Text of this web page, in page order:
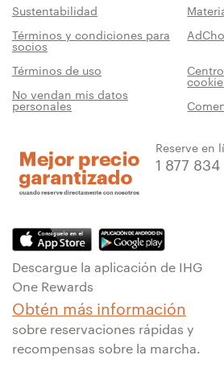
Sustentabilidad
Términos y condiciones para
socios
Términos de uso
No vendan mis datos
personales
Reserve en
1 877 834
Descargue la aplicación de IHG
One Rewards
Obtén más información
sobre reservaciones rápidas y
recompensas sobre la marcha.